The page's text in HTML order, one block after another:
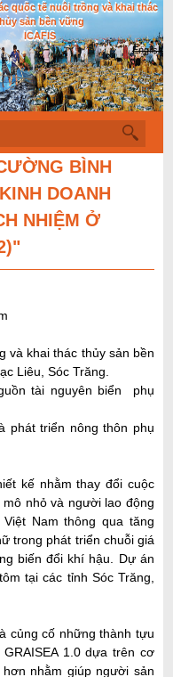
quốc tế nuôi trồng và khai thác
sản bền vững
ICAFIS
English
BÌNH
DOANH
NHIỆM Ở
và khai thác thủy sản bền
Liêu, Sóc Trăng.
tài nguyên biển phụ
phát triển nông thôn phụ
kế nhằm thay đổi cuộc
nhỏ và người lao động
Nam thông qua tăng
trong phát triển chuỗi giá
biến đổi khí hậu. Dự án
tại các tỉnh Sóc Trăng,
củng cố những thành tựu
1.0 dựa trên cơ
nhằm giúp người sản